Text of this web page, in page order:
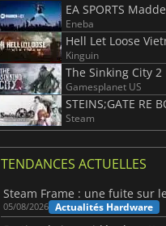
EA SPORTS
Eneba
Hell Let Loose
Kinguin
The Sinking City 2
Gamesplanet US
STEINS;GATE RE
Steam
TENDANCES ACTUELLES
05/08/2026 Actualités Hardware